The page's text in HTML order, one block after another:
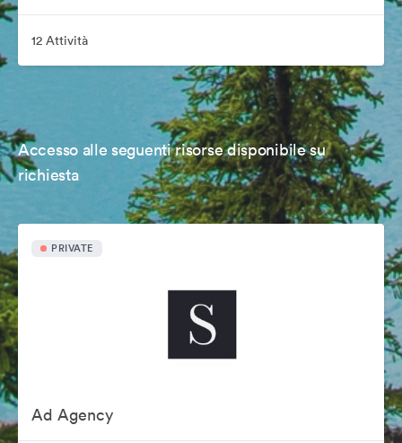
12 Attività
Accesso alle seguenti risorse disponibile su
richiesta
PRIVATE
Ad Agency